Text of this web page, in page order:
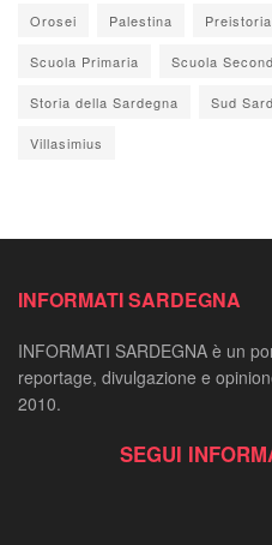
Orosei Palestina
Scuola Primaria Scuola
Storia della Sardegna Sud
Villasimius
INFORMATI SARDEGNA
INFORMATI SARDEGNA è un
reportage, divulgazione e
2010.
SEGUI